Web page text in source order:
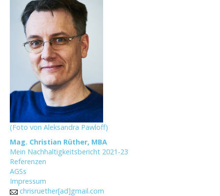
(Foto von Aleksandra Pawloff)
Mag. Christian Rüther, MBA
Mein Nachhaltigkeitsbericht 2021-23
Referenzen
AGSs
Impressum
chrisruether[ad]gmail.com